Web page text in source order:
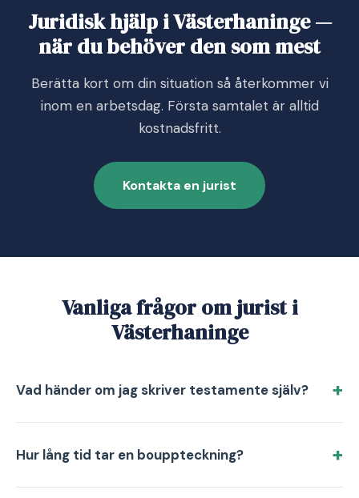
Juridisk hjälp i Västerhaninge —
när du behöver den som mest
Berätta kort om din situation så återkommer vi
inom en arbetsdag. Första samtalet är alltid
kostnadsfritt.
Kontakta en jurist
Vanliga frågor om jurist i
Västerhaninge
Vad händer om jag skriver testamente själv?
Hur lång tid tar en bouppteckning?